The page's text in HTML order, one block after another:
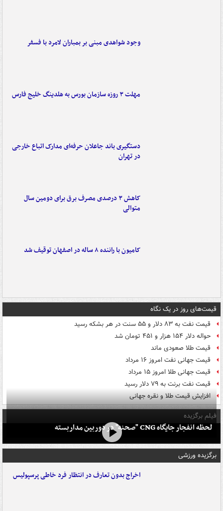
وجود شواهدی مبنی بر بمباران لامرد با فسفر
مهلت ۳ روزه سازمان بورس به هلدینگ خلیج فارس
دستگیری باند جاعلان حرفه‌ای مدارک اتباع خارجی
در تهران
کاهش ۳ درصدی مصرف برق برای دومین سال
متوالی
کامیون با راننده ۸ ساله در اصفهان توقیف شد
قیمت‌های روز در یک نگاه
قیمت نفت به ۸۳ دلار و ۵۵ سنت در هر بشکه رسید
حواله دلار ۱۵۴ هزار و ۴۵۱ تومان شد
قیمت طلا صعودی ماند
قیمت جهانی نفت امروز ۱۶ مرداد
قیمت جهانی طلا امروز ۱۵ مرداد
قیمت نفت برنت به ۷۹ دلار رسید
افزایش قیمت طلا و نقره جهانی
فیلم برگزیده
لحظه انفجار جایگاه CNG "صحنه" در دوربین مداربسته
برگزیده ورزشی
اخراج بدون تعارف در انتظار فرد خاطی پرسپولیس